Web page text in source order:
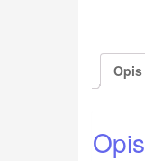
Opis
Opis